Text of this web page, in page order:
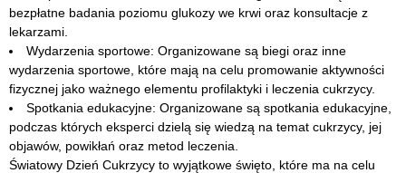
bezpłatne badania poziomu glukozy we krwi oraz konsultacje z
lekarzami.
Wydarzenia sportowe: Organizowane są biegi oraz inne
wydarzenia sportowe, które mają na celu promowanie aktywności
fizycznej jako ważnego elementu profilaktyki i leczenia cukrzycy.
Spotkania edukacyjne: Organizowane są spotkania edukacyjne,
podczas których eksperci dzielą się wiedzą na temat cukrzycy, jej
objawów, powikłań oraz metod leczenia.
Światowy Dzień Cukrzycy to wyjątkowe święto, które ma na celu